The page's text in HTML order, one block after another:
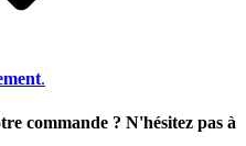
.
commande ? N'hésitez pas à